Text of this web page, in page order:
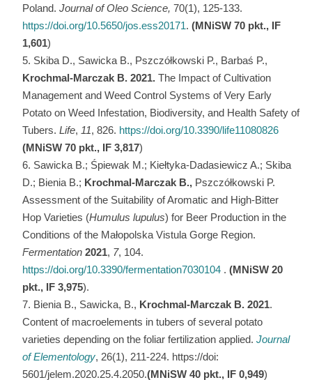
Poland. Journal of Oleo Science, 70(1), 125-133.
https://doi.org/10.5650/jos.ess20171. (MNiSW 70 pkt., IF
1,601)
Skiba D., Sawicka B., Pszczółkowski P., Barbaś P.,
Krochmal-Marczak B. 2021.The Impact of Cultivation
Management and Weed Control Systems of Very Early
Potato on Weed Infestation, Biodiversity, and Health Safety of
Tubers. Life, 11, 826. https://doi.org/10.3390/life11080826
(MNiSW 70 pkt., IF 3,817)
Sawicka B.; Śpiewak M.; Kiełtyka-Dadasiewicz A.; Skiba
D.; Bienia B.; Krochmal-Marczak B.,Pszczółkowski P.
Assessment of the Suitability of Aromatic and High-Bitter
Hop Varieties (Humulus lupulus) for Beer Production in the
Conditions of the Małopolska Vistula Gorge Region.
Fermentation 2021, 7, 104.
https://doi.org/10.3390/fermentation7030104. (MNiSW 20
pkt., IF 3,975).
Bienia B., Sawicka, B., Krochmal-Marczak B. 2021.
Content of macroelements in tubers of several potato
varieties depending on the foliar fertilization applied. Journal
of Elementology, 26(1), 211-224. https://doi:
5601/jelem.2020.25.4.2050.(MNiSW 40 pkt., IF 0,949)